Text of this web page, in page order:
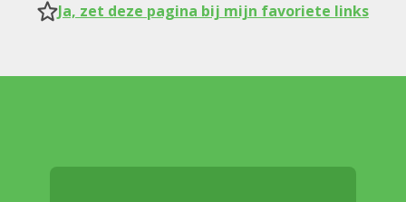
Ja, zet deze pagina bij mijn favoriete links